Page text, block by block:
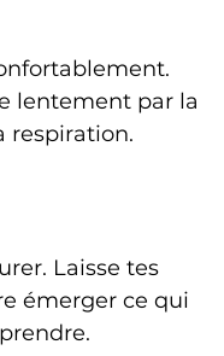
lentement par la
respiration.
Laisse tes
émerger ce qui